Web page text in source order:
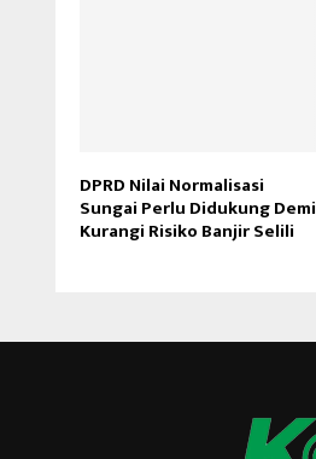
DPRD Nilai Normalisasi
Sungai Perlu Didukung Demi
Kurangi Risiko Banjir Selili